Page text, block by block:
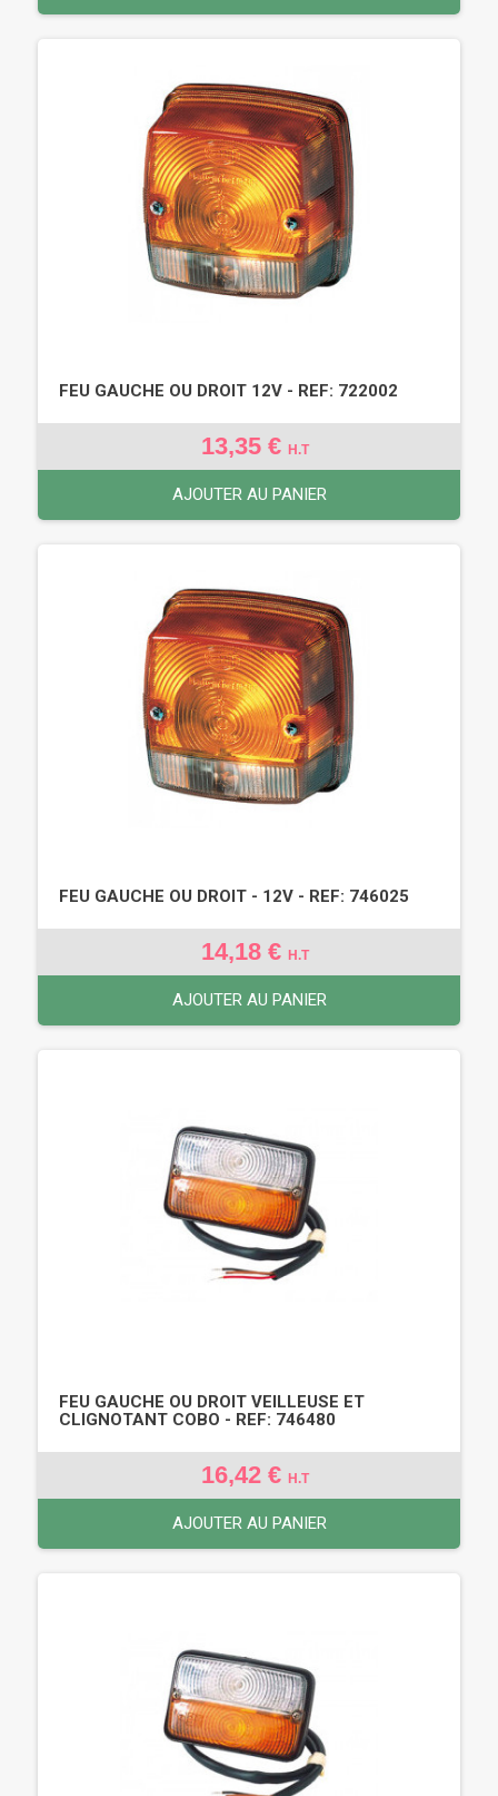
FEU GAUCHE OU DROIT 12V - REF: 722002
13,35 € H.T
AJOUTER AU PANIER
FEU GAUCHE OU DROIT - 12V - REF: 746025
14,18 € H.T
AJOUTER AU PANIER
FEU GAUCHE OU DROIT VEILLEUSE ET
CLIGNOTANT COBO - REF: 746480
16,42 € H.T
AJOUTER AU PANIER